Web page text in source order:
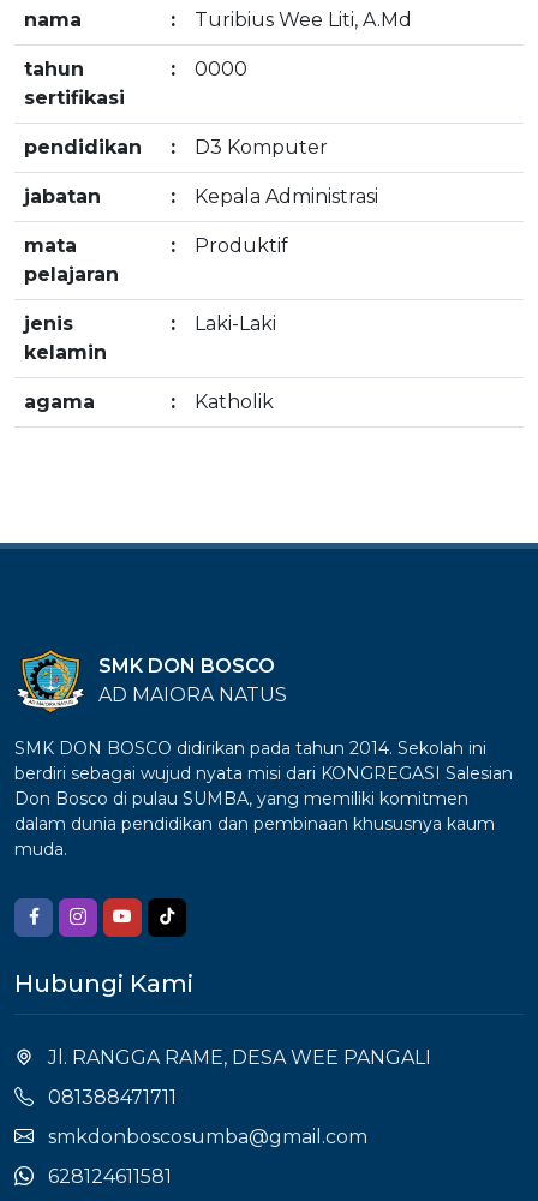
nama : Turibius Wee Liti, A.Md
tahun
sertifikasi
: 0000
pendidikan : D3 Komputer
jabatan : Kepala Administrasi
mata
pelajaran
: Produktif
jenis
kelamin
: Laki-Laki
agama : Katholik
SMK DON BOSCO
AD MAIORA NATUS
SMK DON BOSCO didirikan pada tahun 2014. Sekolah ini
berdiri sebagai wujud nyata misi dari KONGREGASI Salesian
Don Bosco di pulau SUMBA, yang memiliki komitmen
dalam dunia pendidikan dan pembinaan khususnya kaum
muda.
Hubungi Kami
Jl. RANGGA RAME, DESA WEE PANGALI
081388471711
smkdonboscosumba@gmail.com
628124611581